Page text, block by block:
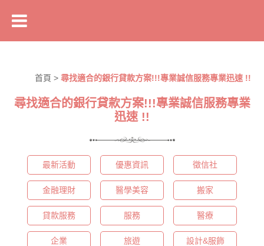
首頁 > 尋找適合的銀行貸款方案!!!專業誠信服務專業迅速 !!
尋找適合的銀行貸款方案!!!專業誠信服務專業
迅速 !!
最新活動 優惠資訊 徵信社
金融理財 醫學美容 搬家
貸款服務 服務 醫療
企業 旅遊 設計&服飾